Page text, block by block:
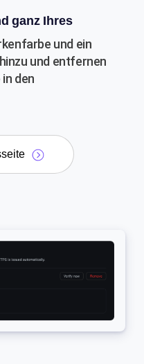
ganz Ihres
und ein
und entfernen
den